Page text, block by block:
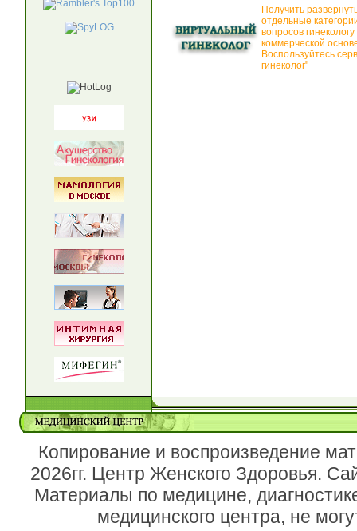
Получить
отдельные
вопросов
коммерческой
Воспользуйтесь
гинеколог"
Копирование и воспроизведение
2026гг. Центр Женского Здоровья.
Материалы по медицине,
медицинского центра, не